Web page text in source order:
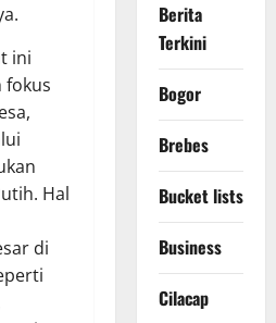
ini
fokus
Hal
di
Berita
Terkini
Bogor
Brebes
Bucket lists
Business
Cilacap